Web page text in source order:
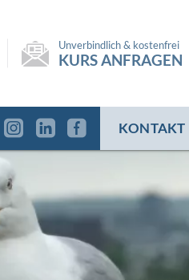
Unverbindlich & kostenfrei
KURS ANFRAGEN
KONTAKT